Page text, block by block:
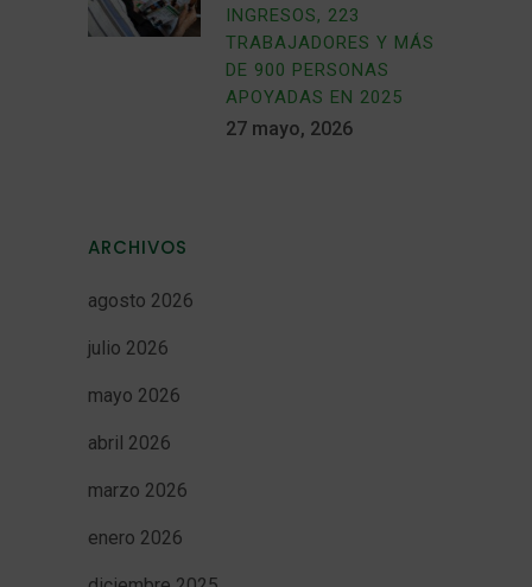
INGRESOS, 223
TRABAJADORES Y MÁS
DE 900 PERSONAS
APOYADAS EN 2025
27 mayo, 2026
ARCHIVOS
agosto 2026
julio 2026
mayo 2026
abril 2026
marzo 2026
enero 2026